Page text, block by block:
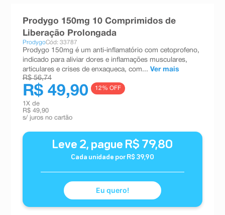
Prodygo 150mg 10 Comprimidos de
Liberação Prolongada
ProdygoCód: 33787
Prodygo 150mg é um anti-inflamatório com cetoprofeno,
indicado para aliviar dores e inflamações musculares,
articulares e crises de enxaqueca, com... Ver mais
R$ 56,74
R$ 49,90 12% OFF
1 X de
R$ 49,90
s/ juros no cartão
Leve 2, pague R$ 79,80
Cada unidade por R$ 39,90
Eu quero!
absorvente
10ºshampoo